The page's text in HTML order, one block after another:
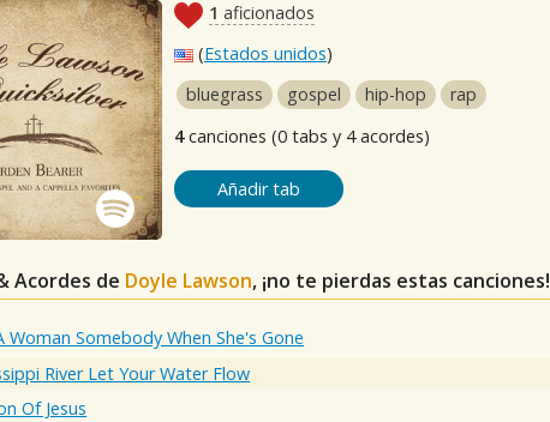
1 aficionados
(Estados unidos)
bluegrass
gospel hip-hop
rap
4canciones (0 tabs y 4 acordes)
Añadir tab
Acordes de Doyle Lawson, ¡no te pierdas estas canciones!
Woman Somebody When She's Gone
River Let Your Water Flow
Of Jesus